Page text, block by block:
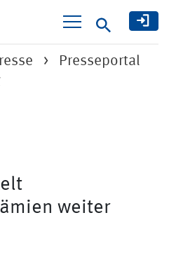
Suche
Presseportal
weiter